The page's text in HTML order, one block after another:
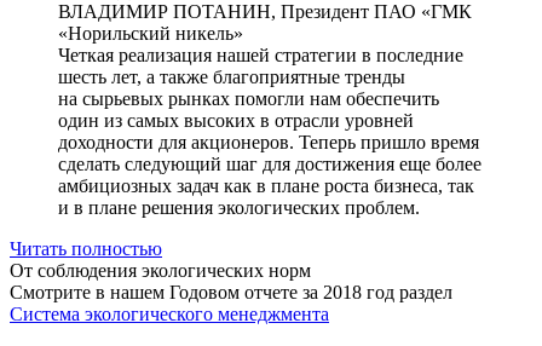
ВЛАДИМИР ПОТАНИН, Президент ПАО «ГМК
«Норильский никель»
Четкая реализация нашей стратегии в последние
шесть лет, а также благоприятные тренды
на сырьевых рынках помогли нам обеспечить
один из самых высоких в отрасли уровней
доходности для акционеров. Теперь пришло время
сделать следующий шаг для достижения еще более
амбициозных задач как в плане роста бизнеса, так
и в плане решения экологических проблем.
Читать полностью
От соблюдения экологических норм
Смотрите в нашем Годовом отчете за 2018 год раздел
Система экологического менеджмента